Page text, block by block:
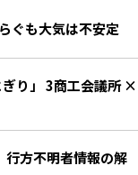
し和らぐも大気は不安定
り」 3商工会議所 ×
行方不明者情報の解